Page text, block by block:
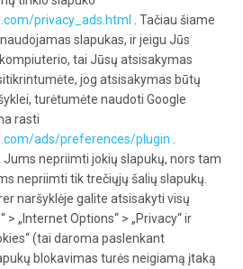
privacy_ads.html
. Tačiau šiame
slapukas, ir jeigu Jūs
tai Jūsų atsisakymas
jog atsisakymas būtų
turėtumėte naudoti Google
rasti
ads/preferences/plugin
Jums nepriimti jokių slapukų, nors tam
nepriimti tik trečiųjų šalių slapukų.
naršyklėje galite atsisakyti visų
„Internet Options“ > „Privacy“ ir
(tai daroma paslenkant
blokavimas turės neigiamą įtaką